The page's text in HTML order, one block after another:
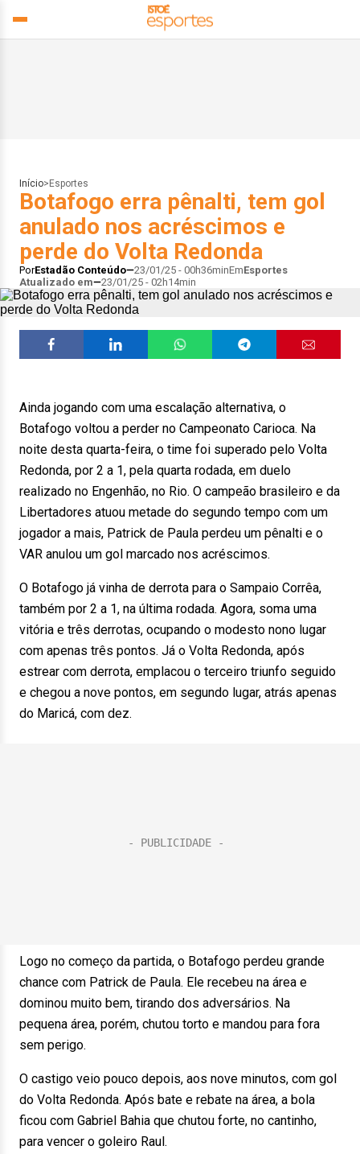
Início> Esportes
Botafogo erra pênalti, tem gol
anulado nos acréscimos e
perde do Volta Redonda
PorEstadão Conteúdo 23/01/25 - 00h36minEmEsportes
Atualizado em
23/01/25 - 02h14min
Ainda jogando com uma escalação alternativa, o
Botafogo voltou a perder no Campeonato Carioca. Na
noite desta quarta-feira, o time foi superado pelo Volta
Redonda, por 2 a 1, pela quarta rodada, em duelo
realizado no Engenhão, no Rio. O campeão brasileiro e da
Libertadores atuou metade do segundo tempo com um
jogador a mais, Patrick de Paula perdeu um pênalti e o
VAR anulou um gol marcado nos acréscimos.
O Botafogo já vinha de derrota para o Sampaio Corrêa,
também por 2 a 1, na última rodada. Agora, soma uma
vitória e três derrotas, ocupando o modesto nono lugar
com apenas três pontos. Já o Volta Redonda, após
estrear com derrota, emplacou o terceiro triunfo seguido
e chegou a nove pontos, em segundo lugar, atrás apenas
do Maricá, com dez.
Logo no começo da partida, o Botafogo perdeu grande
chance com Patrick de Paula. Ele recebeu na área e
dominou muito bem, tirando dos adversários. Na
pequena área, porém, chutou torto e mandou para fora
sem perigo.
O castigo veio pouco depois, aos nove minutos, com gol
do Volta Redonda. Após bate e rebate na área, a bola
ficou com Gabriel Bahia que chutou forte, no cantinho,
para vencer o goleiro Raul.